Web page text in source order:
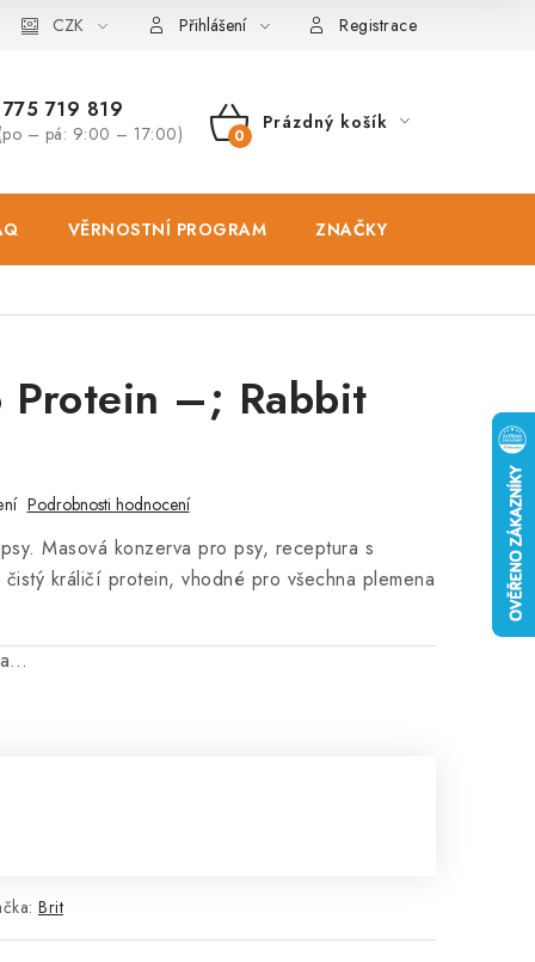
údajů Zásady použivání souboru cookies
CZK Přihlášení Registrace
775 719 819
(po – pá: 9:00 – 17:00)
NÁKUPNÍ
Prázdný košík
VĚRNOSTNÍ PROGRAM ZNAČKY
Protein –; Rabbit
Podrobnosti hodnocení
Masová konzerva pro psy, receptura s
čistý králičí protein, vhodné pro všechna plemena
Brit